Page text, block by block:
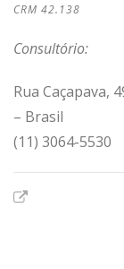
CRM 42.138
Consultório:
Rua Caçapava,
– Brasil
(11) 3064-5530